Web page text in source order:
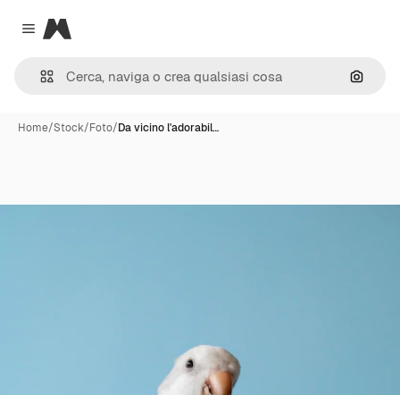
Close menu
Magnific
Cerca
Home/Stock/Foto/Da vicino l'adorabil…